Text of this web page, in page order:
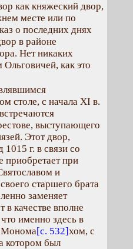
как княжеский двор,
месте или по
о последних днях
в районе
Нет никаких
как это
столе, с начала XI в.
выступающего
Этот двор,
г. в связи со
приобретает при
и
старшего брата
заменяет
в качестве вполне
именно здесь в
Монома[с. 532]хом, с
котором был